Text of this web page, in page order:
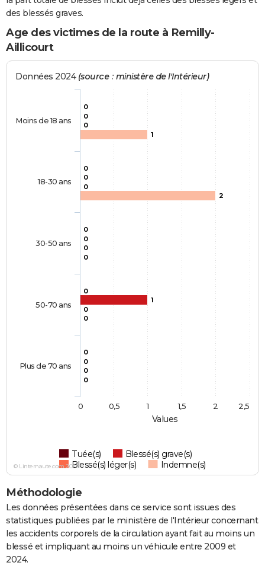
des blessés graves.
Age des victimes de la route à Remilly-
Aillicourt
Values
Données 2024 (source : ministère de l'Intérieur)
0
0
0
0
0
0
0
0
1
0
0
0
0
0
0
1
2
0
0
0
Tuée(s)
Blessé(s) grave(s)
Blessé(s) léger(s)
Indemne(s)
Moins de 18 ans
18-30 ans
30-50 ans
50-70 ans
Plus de 70 ans
0 0,5 1 1,5 2 2,5
© Linternaute.com 2026
Méthodologie
Les données présentées dans ce service sont issues des
statistiques publiées par le ministère de l'Intérieur concernant
les accidents corporels de la circulation ayant fait au moins un
blessé et impliquant au moins un véhicule entre 2009 et
2024.